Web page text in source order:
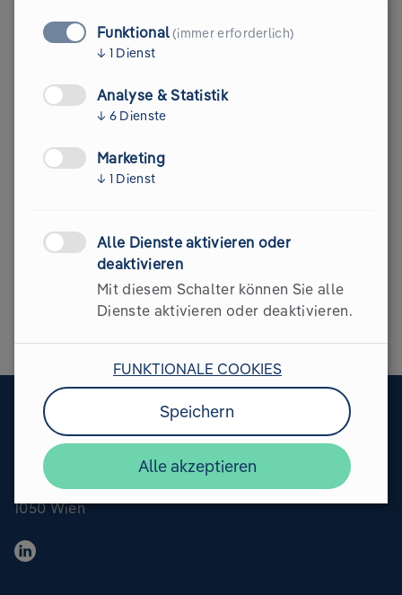
Wie hast du von Glacier erfahren? (Optional)
Newsletter
Glacier Newsletter abonnieren (Opt-out jederzeit
Senden
Glacier Carbon Reduction GmbH
Schönbrunner Straße 131 Top 2.03
1050 Wien
Funktional(immer erforderlich)
↓ 1 Dienst
Analyse & Statistik
↓ 6 Dienste
Marketing
↓ 1 Dienst
Alle Dienste aktivieren oder
deaktivieren
Mit diesem Schalter können Sie alle
Dienste aktivieren oder deaktivieren.
FUNKTIONALE COOKIES
Speichern
Alle akzeptieren